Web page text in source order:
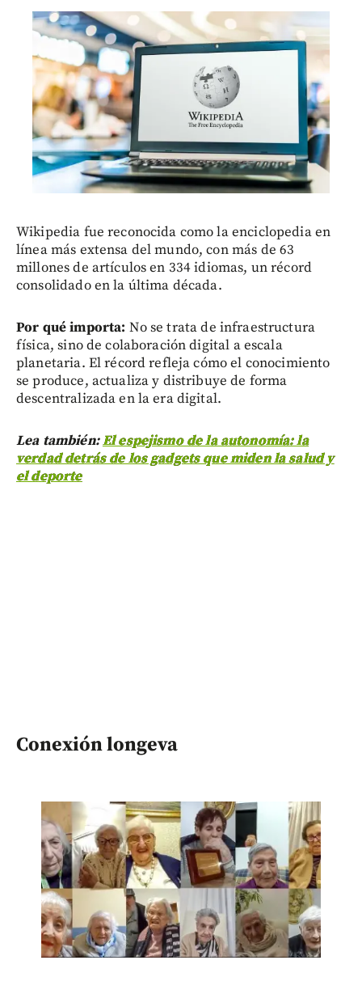
Wikipedia fue reconocida como la enciclopedia en
línea más extensa del mundo, con más de 63
millones de artículos en 334 idiomas, un récord
consolidado en la última década.
Por qué importa: No se trata de infraestructura
física, sino de colaboración digital a escala
planetaria. El récord refleja cómo el conocimiento
se produce, actualiza y distribuye de forma
descentralizada en la era digital.
Lea también:El espejismo de la autonomía: la
verdad detrás de los gadgets que miden la salud y
el deporte
Conexión longeva